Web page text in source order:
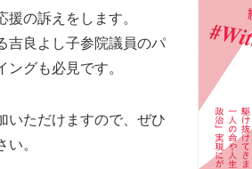
援の訴えをします。
吉良よし子参院議員のパ
ングも必見です。
いただけますので、ぜひ
い。